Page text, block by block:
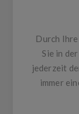
Durch
Sie in
jederzeit
immer